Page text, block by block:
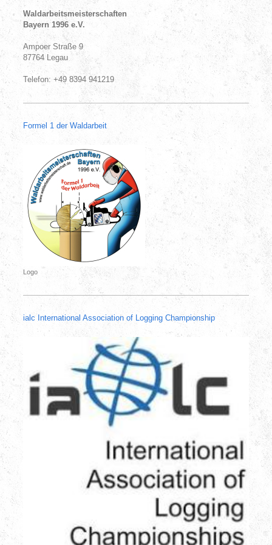
Waldarbeitsmeisterschaften
Bayern 1996 e.V.
Ampoer Straße 9
87764 Legau
Telefon: +49 8394 941219
Formel 1 der Waldarbeit
Logo
ialc International Association of Logging Championship